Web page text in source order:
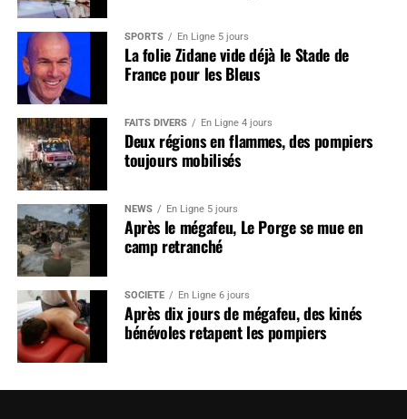
SPORTS En Ligne 5 jours
La folie Zidane vide déjà le Stade de
France pour les Bleus
FAITS DIVERS En Ligne 4 jours
Deux régions en flammes, des pompiers
toujours mobilisés
NEWS En Ligne 5 jours
Après le mégafeu, Le Porge se mue en
camp retranché
SOCIÉTÉ En Ligne 6 jours
Après dix jours de mégafeu, des kinés
bénévoles retapent les pompiers